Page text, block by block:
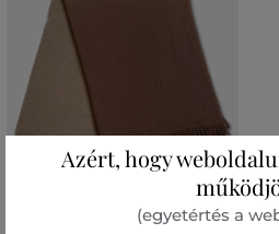
Azért, hogy
(egyetértés a